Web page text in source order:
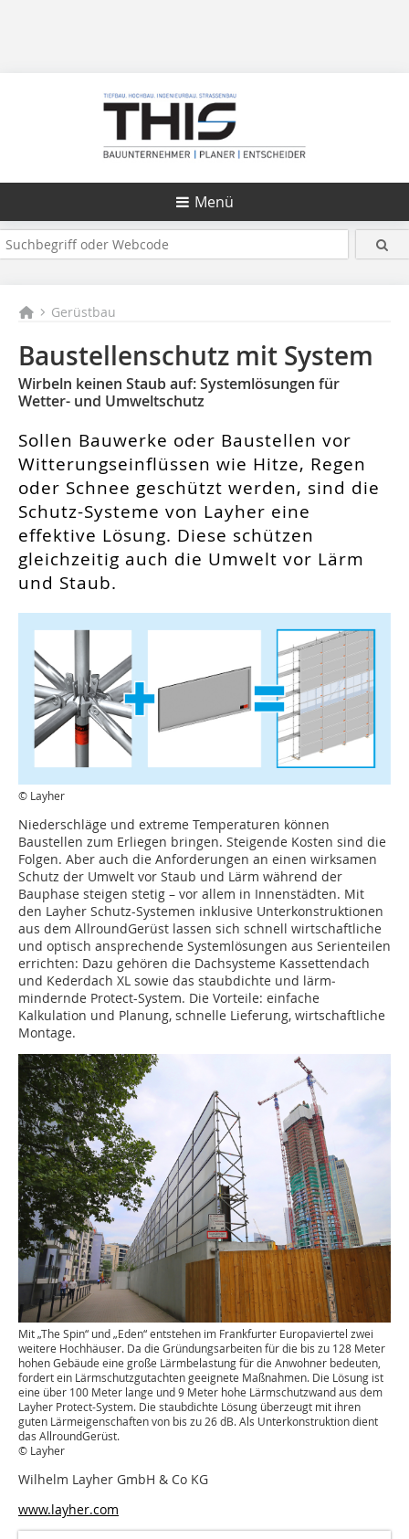
Menü
Gerüstbau
Baustellenschutz mit System
Wirbeln keinen Staub auf: Systemlösungen für
Wetter- und Umweltschutz
Sollen Bauwerke oder Baustellen vor
Witterungseinflüssen wie Hitze, Regen
oder Schnee geschützt werden, sind die
Schutz-Systeme von Layher eine
effektive Lö­sung. Diese schützen
gleichzeitig auch die Umwelt vor Lärm
und Staub.
© Layher
Niederschläge und extreme Temperaturen können
Baustellen zum Erliegen bringen. Steigende Kosten sind die
Folgen. Aber auch die Anforderungen an einen wirksamen
Schutz der Umwelt vor Staub und Lärm während der
Bauphase steigen stetig – vor allem in Innenstädten. Mit
den Layher Schutz-Systemen inklusive Unter­konstruktionen
aus dem AllroundGerüst lassen sich schnell wirtschaftliche
und op­tisch ansprechende Systemlösungen aus Serienteilen
errichten: Dazu gehören die Dachsysteme Kassettendach
und Kederdach XL sowie das staubdichte und lärm­
mindernde Protect-System. Die Vorteile: einfache
Kalkulation und Planung, schnel­le Lieferung, wirtschaftliche
Montage.
Mit „The Spin“ und „Eden“ entstehen im Frankfurter Europaviertel zwei
weitere Hochhäuser. Da die Gründungsarbeiten für die bis zu 128 Meter
hohen Gebäude eine große Lärmbelastung für die Anwohner bedeuten,
fordert ein Lärmschutzgutachten geeignete Maßnahmen. Die Lösung ist
eine über 100 Meter lange und 9 Meter hohe Lärmschutzwand aus dem
Layher Protect-System. Die staubdichte Lösung überzeugt mit ihren
guten Lärmeigenschaften von bis zu 26 dB. Als Unterkonstruktion dient
das AllroundGerüst.
© Layher
Wilhelm Layher GmbH & Co KG
www.layher.com